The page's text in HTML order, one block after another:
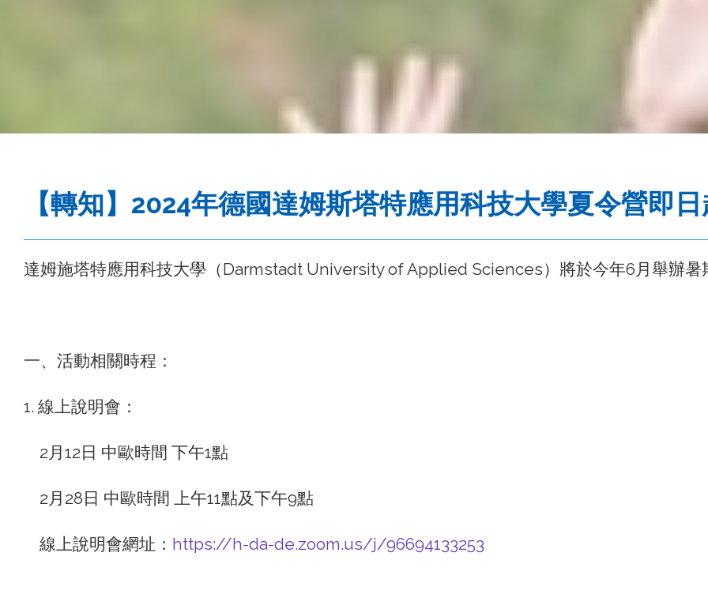
【轉知】2024年德國達姆斯塔特應用科技大學夏令營即
達姆施塔特應用科技大學（Darmstadt University of Applied Sciences）將於今年6月舉辦暑
一、活動相關時程：
1. 線上說明會：
2月12日 中歐時間 下午1點
2月28日 中歐時間 上午11點及下午9點
線上說明會網址： https://h-da-de.zoom.us/j/96694133253